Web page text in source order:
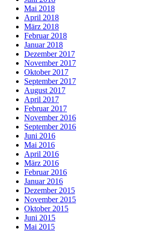
Mai 2018
April 2018
März 2018
Februar 2018
Januar 2018
Dezember 2017
November 2017
Oktober 2017
September 2017
August 2017
April 2017
Februar 2017
November 2016
September 2016
Juni 2016
Mai 2016
April 2016
März 2016
Februar 2016
Januar 2016
Dezember 2015
November 2015
Oktober 2015
Juni 2015
Mai 2015